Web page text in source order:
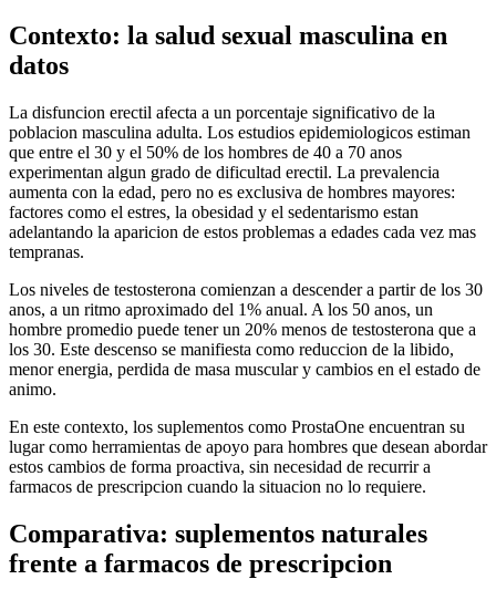
Contexto: la salud sexual masculina en
datos
La disfuncion erectil afecta a un porcentaje significativo de la
poblacion masculina adulta. Los estudios epidemiologicos estiman
que entre el 30 y el 50% de los hombres de 40 a 70 anos
experimentan algun grado de dificultad erectil. La prevalencia
aumenta con la edad, pero no es exclusiva de hombres mayores:
factores como el estres, la obesidad y el sedentarismo estan
adelantando la aparicion de estos problemas a edades cada vez mas
tempranas.
Los niveles de testosterona comienzan a descender a partir de los 30
anos, a un ritmo aproximado del 1% anual. A los 50 anos, un
hombre promedio puede tener un 20% menos de testosterona que a
los 30. Este descenso se manifiesta como reduccion de la libido,
menor energia, perdida de masa muscular y cambios en el estado de
animo.
En este contexto, los suplementos como ProstaOne encuentran su
lugar como herramientas de apoyo para hombres que desean abordar
estos cambios de forma proactiva, sin necesidad de recurrir a
farmacos de prescripcion cuando la situacion no lo requiere.
Comparativa: suplementos naturales
frente a farmacos de prescripcion